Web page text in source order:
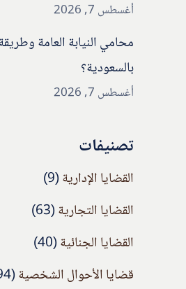
أغسطس 7, 2026
محامي النيابة العامة
بالسعودية؟
أغسطس 7, 2026
تصنيفات
القضايا الإدارية(9)
القضايا التجارية(63)
القضايا الجنائية(40)
قضايا الأحوال الشخصية(94)